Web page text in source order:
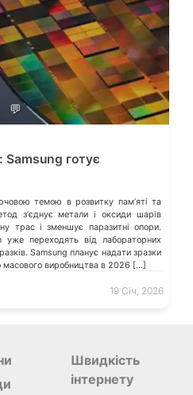
💬
Samsung готує
темою в розвитку памʼяті та
зʼєднує метали і оксиди шарів
трас і зменшує паразитні опори.
переходять від лабораторних
Samsung планує надати зразки
масового виробництва в 2026 […]
19 Січ, 2026
Швидкість
інтернету